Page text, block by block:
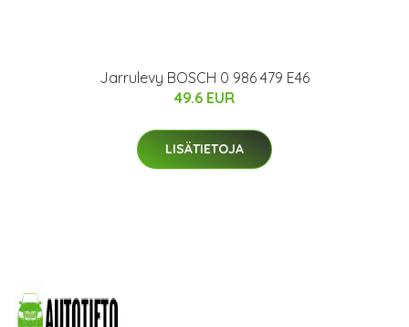
Jarrulevy BOSCH 0 986 479 E46
49.6 EUR
LISÄTIETOJA